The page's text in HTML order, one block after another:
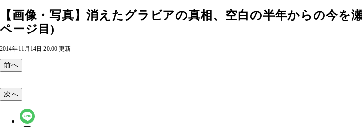
【画像・写真】消えたグラビアの真相、空白の半年からの今を
ページ目)
2014年11月14日 20:00 更新
前へ
次へ